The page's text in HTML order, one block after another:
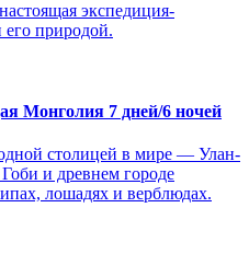
экспедиция-
его природой.
Монголия 7 дней/6 ночей
столицей в мире — Улан-
и древнем городе
лошадях и верблюдах.